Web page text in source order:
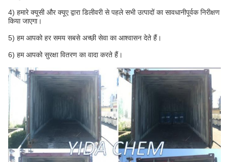
4) हमारे क्यूसी और क्यूए द्वारा डिलीवरी से पहले सभी उत्पादों का सावधानीपूर्वक निरीक्षण
किया जाएगा।
5) हम आपको हर समय सबसे अच्छी सेवा का आश्वासन देते हैं।
6) हम आपको सुरक्षा वितरण का वादा करते हैं।